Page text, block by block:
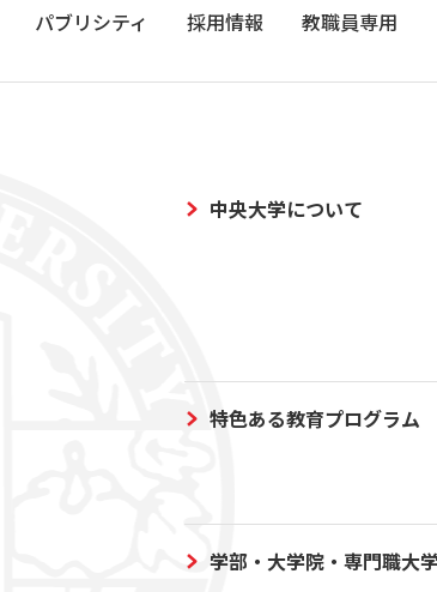
パブリシティ 採用情報 教職員専用
中央大学について
特色ある教育プログラム
学部・大学院・専門職大